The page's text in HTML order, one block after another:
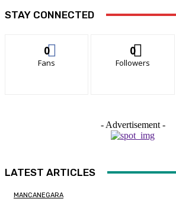
STAY CONNECTED
0
Fans
0
Followers
- Advertisement -
LATEST ARTICLES
MANCANEGARA